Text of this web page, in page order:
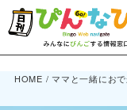
HOME / ママと一緒にお